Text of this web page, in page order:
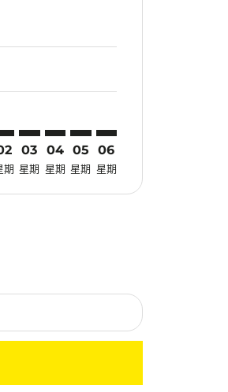
惠
找优惠
寻找优惠寻找优惠
disclaimer. 寻找优惠
offers-disclaimer. 寻找优惠
view-offers-disclaimer. 寻找优惠
cmp-view-offers-disclaimer. 寻找优惠
期
03
星期
04
星期
05
星期
06
星期